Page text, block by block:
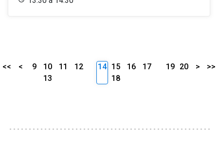
<< < 9 10 11
12
13
14 15 16
17
18
19 20 > >>